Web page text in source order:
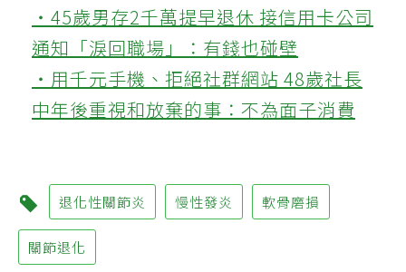
‧45歲男存2千萬提早退休 接信用卡公司
通知「淚回職場」：有錢也碰壁
‧用千元手機、拒絕社群網站 48歲社長
中年後重視和放棄的事：不為面子消費
退化性關節炎 慢性發炎 軟骨磨損
關節退化